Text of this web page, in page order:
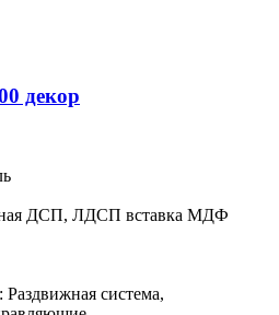
декор
ДСП, ЛДСП вставка МДФ
: Раздвижная система,